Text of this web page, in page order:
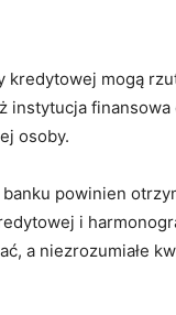
mogą
instytucja
osoby.
powinien
i
a niezrozumiałe